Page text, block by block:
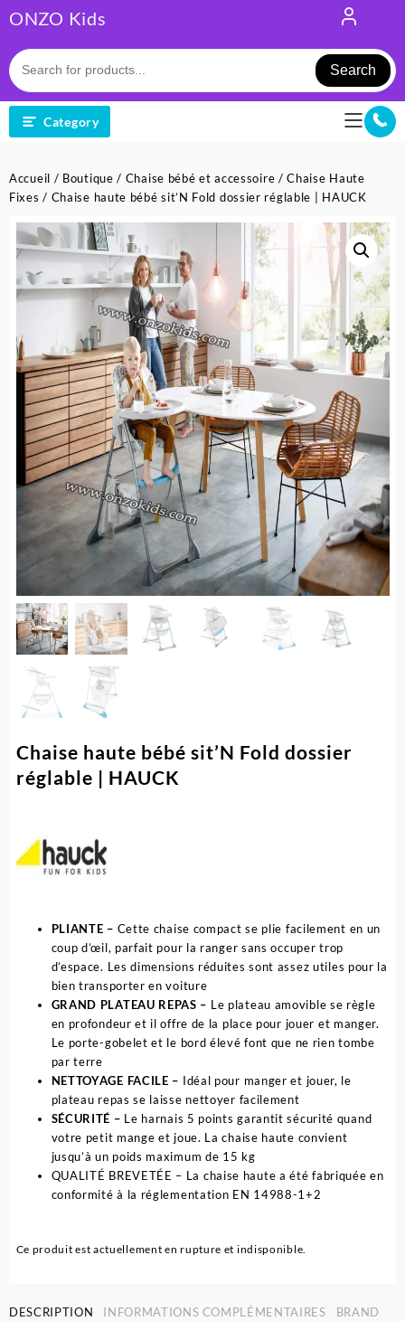
to
content
ONZO Kids
Search
Category
Accueil / Boutique / Chaise bébé et accessoire /Chaise Haute
Fixes / Chaise haute bébé sit’N Fold dossier réglable | HAUCK
Chaise haute bébé sit’N Fold dossier
réglable | HAUCK
PLIANTE – Cette chaise compact se plie facilement en un
coup d’œil, parfait pour la ranger sans occuper trop
d’espace. Les dimensions réduites sont assez utiles pour la
bien transporter en voiture
GRAND PLATEAU REPAS – Le plateau amovible se règle
en profondeur et il offre de la place pour jouer et manger.
Le porte-gobelet et le bord élevé font que ne rien tombe
par terre
NETTOYAGE FACILE – Idéal pour manger et jouer, le
plateau repas se laisse nettoyer facilement
SÉCURITÉ – Le harnais 5 points garantit sécurité quand
votre petit mange et joue. La chaise haute convient
jusqu’à un poids maximum de 15 kg
QUALITÉ BREVETÉE – La chaise haute a été fabriquée en
conformité à la réglementation EN 14988-1+2
Ce produit est actuellement en rupture et indisponible.
DESCRIPTION INFORMATIONS COMPLÉMENTAIRES BRAND